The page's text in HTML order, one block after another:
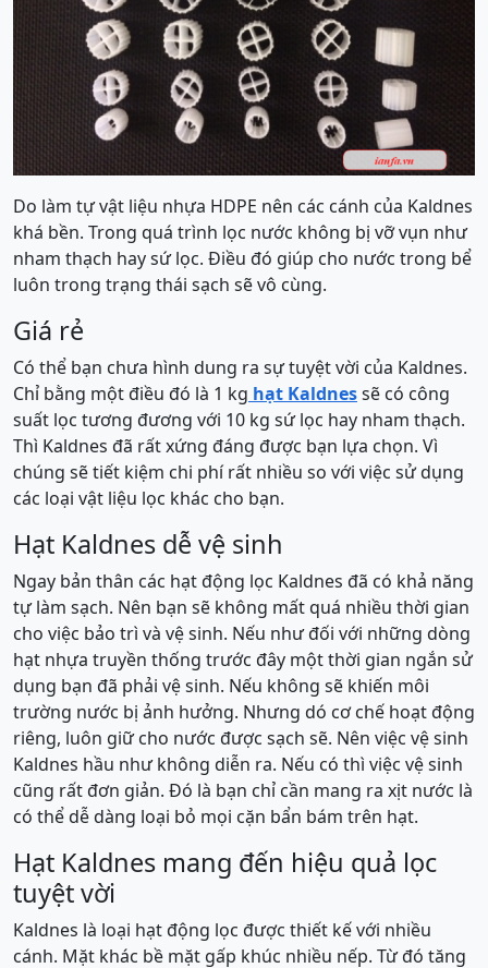
Do làm tự vật liệu nhựa HDPE nên các cánh của Kaldnes
khá bền. Trong quá trình lọc nước không bị vỡ vụn như
nham thạch hay sứ lọc. Điều đó giúp cho nước trong bể
luôn trong trạng thái sạch sẽ vô cùng.
Giá rẻ
Có thể bạn chưa hình dung ra sự tuyệt vời của Kaldnes.
Chỉ bằng một điều đó là 1 kg hạt Kaldnessẽ có công
suất lọc tương đương với 10 kg sứ lọc hay nham thạch.
Thì Kaldnes đã rất xứng đáng được bạn lựa chọn. Vì
chúng sẽ tiết kiệm chi phí rất nhiều so với việc sử dụng
các loại vật liệu lọc khác cho bạn.
Hạt Kaldnes dễ vệ sinh
Ngay bản thân các hạt động lọc Kaldnes đã có khả năng
tự làm sạch. Nên bạn sẽ không mất quá nhiều thời gian
cho việc bảo trì và vệ sinh. Nếu như đối với những dòng
hạt nhựa truyền thống trước đây một thời gian ngắn sử
dụng bạn đã phải vệ sinh. Nếu không sẽ khiến môi
trường nước bị ảnh hưởng. Nhưng dó cơ chế hoạt động
riêng, luôn giữ cho nước được sạch sẽ. Nên việc vệ sinh
Kaldnes hầu như không diễn ra. Nếu có thì việc vệ sinh
cũng rất đơn giản. Đó là bạn chỉ cần mang ra xịt nước là
có thể dễ dàng loại bỏ mọi cặn bẩn bám trên hạt.
Hạt Kaldnes mang đến hiệu quả lọc
tuyệt vời
Kaldnes là loại hạt động lọc được thiết kế với nhiều
cánh. Mặt khác bề mặt gấp khúc nhiều nếp. Từ đó tăng